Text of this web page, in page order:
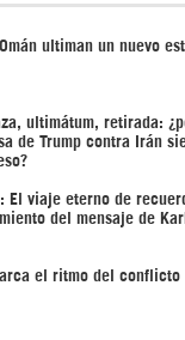
ultiman un nuevo
ultimátum, retirada:
de Trump contra Irán
El viaje eterno de
del mensaje de
el ritmo del conflicto